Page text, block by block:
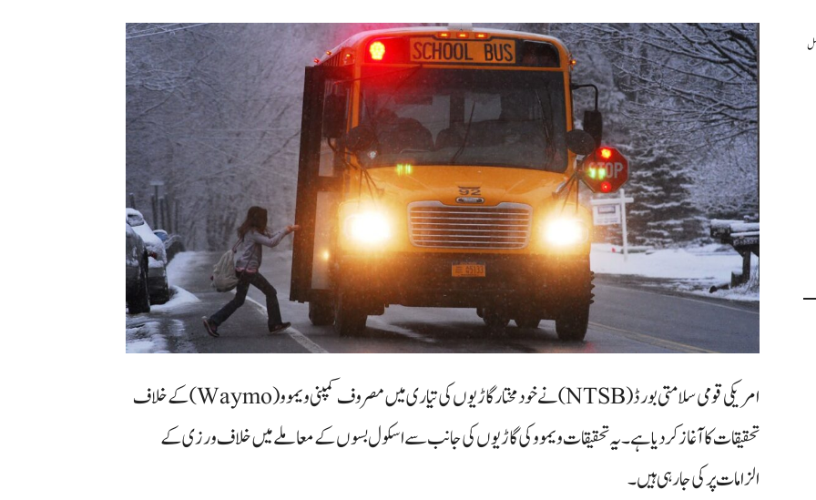
امریکی قومی سلامتی بورڈ (NTSB) نے خود مختار گاڑیوں کی تیاری میں مصروف کمپنی ویموو (Waymo) کے خلاف
تحقیقات کا آغاز کر دیا ہے۔ یہ تحقیقات ویموو کی گاڑیوں کی جانب سے اسکول بسوں کے معاملے میں خلاف ورزی کے
الزامات پر کی جا رہی ہیں۔